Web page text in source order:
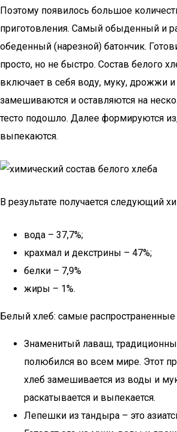
Поэтому появилось большое
приготовления. Самый обыденный и
обеденный (нарезной) батончик.
просто, но не быстро. Состав белого
включает в себя воду, муку, дрожжи
замешиваются и оставляются на
тесто подошло. Далее формируются
выпекаются.
В результате получается следующий
вода – 37,7%;
крахмал и декстрины – 47%;
белки – 7,9%
жиры – 1%.
Белый хлеб: самые
Знаменитый лаваш,
полюбился во всем мире. Этот
хлеб замешивается из воды и
раскатывается и выпекается.
Лепешки из тандыра – это